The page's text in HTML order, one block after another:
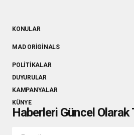
KONULAR
MAD ORIGINALS
POLITIKALAR
DUYURULAR
KAMPANYALAR
KÜNYE
Haberleri Güncel Olarak